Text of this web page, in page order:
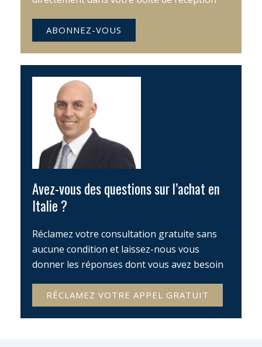
ABONNEZ-VOUS
Avez-vous des questions sur l’achat en
Italie ?
Réclamez votre consultation gratuite sans
aucune condition et laissez-nous vous
donner les réponses dont vous avez besoin
RÉCLAMEZ VOTRE APPEL GRATUIT